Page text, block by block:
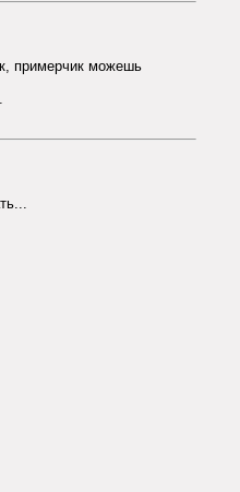
примерчик можешь